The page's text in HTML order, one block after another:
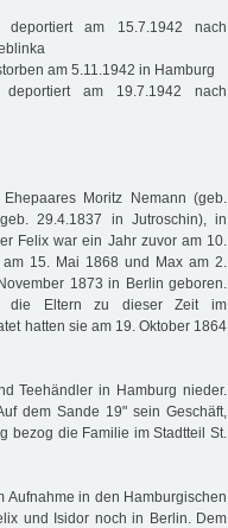
am 15.7.1942 nach
am 5.11.1942 in Hamburg
am 19.7.1942 nach
Moritz Nemann (geb.
29.4.1837 in Jutroschin), in
Felix war ein Jahr zuvor am 10.
15. Mai 1868 und Max am 2.
1873 in Berlin geboren.
die Eltern zu dieser Zeit im
hatten sie am 19. Oktober 1864
Teehändler in Hamburg nieder.
dem Sande 19" sein Geschäft,
bezog die Familie im Stadtteil St.
Aufnahme in den Hamburgischen
und Isidor noch in Berlin. Dem